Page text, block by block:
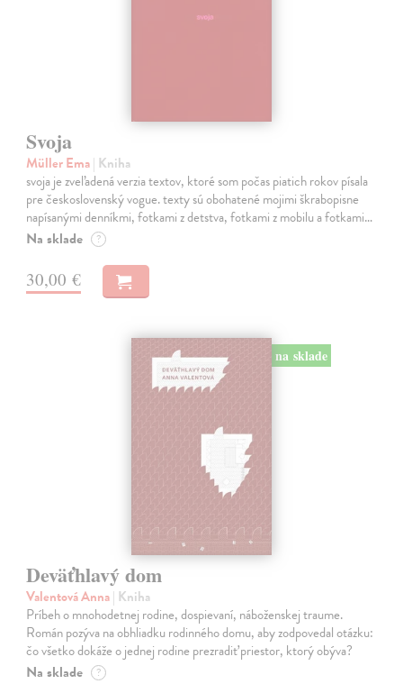
Svoja
Müller Ema| Kniha
svoja je zveľadená verzia textov, ktoré som počas piatich rokov písala
pre československý vogue. texty sú obohatené mojimi škrabopisne
napísanými denníkmi, fotkami z detstva, fotkami z mobilu a fotkami…
Na sklade ?
30,00 €
na sklade
Deväťhlavý dom
Valentová Anna| Kniha
Príbeh o mnohodetnej rodine, dospievaní, náboženskej traume.
Román pozýva na obhliadku rodinného domu, aby zodpovedal otázku:
čo všetko dokáže o jednej rodine prezradiť priestor, ktorý obýva?
Na sklade ?